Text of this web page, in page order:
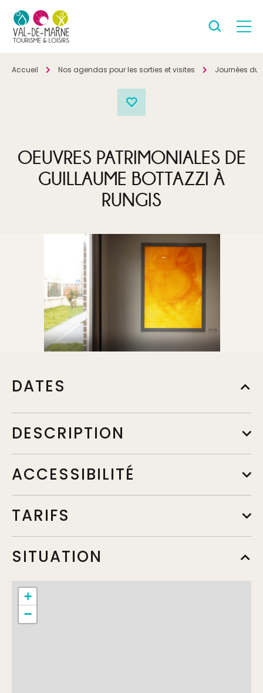
Accueil Nos agendas pour les sorties et visites Journées du
OEUVRES PATRIMONIALES DE
GUILLAUME BOTTAZZI À
RUNGIS
DATES
DESCRIPTION
ACCESSIBILITÉ
TARIFS
SITUATION
+
−